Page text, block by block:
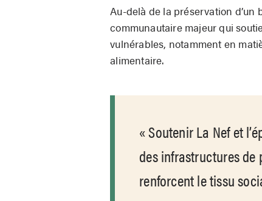
Au-delà de la préservation
communautaire majeur qui
vulnérables, notamment en
alimentaire.
Soutenir La Nef et
des infrastructures
renforcent le tissu